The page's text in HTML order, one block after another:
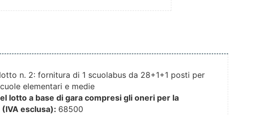
lotto n. 2: fornitura di 1 scuolabus da 28+1+1 posti per
elementari e medie
lotto a base di gara compresi gli oneri per la
esclusa): 68500